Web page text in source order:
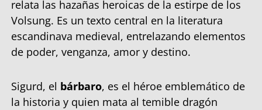
relata las hazañas heroicas de la estirpe de los
Volsung. Es un texto central en la literatura
escandinava medieval, entrelazando elementos
de poder, venganza, amor y destino.
Sigurd, el bárbaro, es el héroe emblemático de
la historia y quien mata al temible dragón